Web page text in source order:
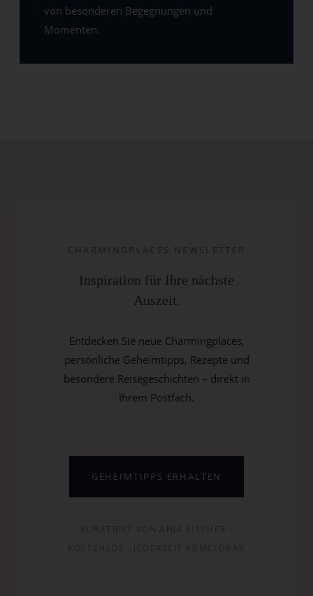
von besonderen Begegnungen und
Momenten.
CHARMINGPLACES NEWSLETTER
Inspiration für Ihre nächste
Auszeit.
Entdecken Sie neue Charmingplaces,
persönliche Geheimtipps, Rezepte und
besondere Reisegeschichten – direkt in
Ihrem Postfach.
GEHEIMTIPPS ERHALTEN